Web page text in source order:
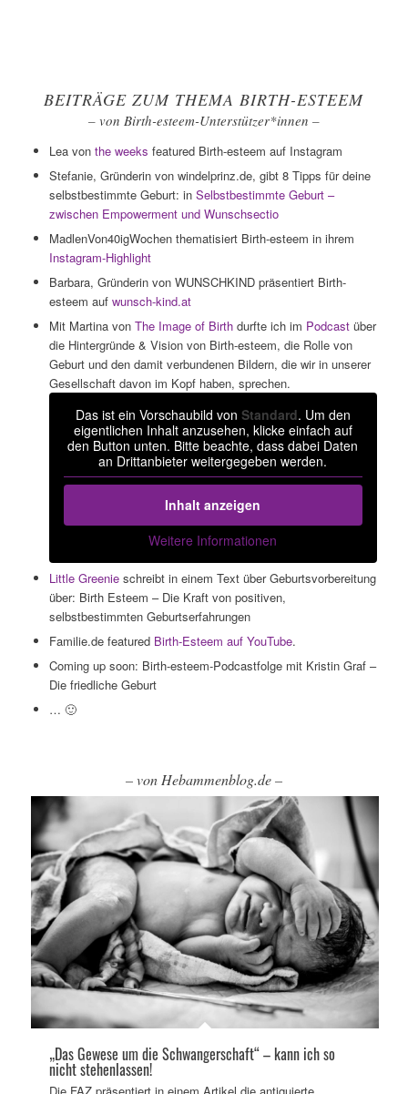
BEITRÄGE ZUM THEMA BIRTH-ESTEEM
– von Birth-esteem-Unterstützer*innen –
Lea von the weeks featured Birth-esteem auf Instagram
Stefanie, Gründerin von windelprinz.de, gibt 8 Tipps für deine
selbstbestimmte Geburt: in Selbstbestimmte Geburt –
zwischen Empowerment und Wunschsectio
MadlenVon40igWochen thematisiert Birth-esteem in ihrem
Instagram-Highlight
Barbara, Gründerin von WUNSCHKIND präsentiert Birth-
esteem auf wunsch-kind.at
Mit Martina von The Image of Birthdurfte ich im Podcastüber
die Hintergründe & Vision von Birth-esteem, die Rolle von
Geburt und den damit verbundenen Bildern, die wir in unserer
Gesellschaft davon im Kopf haben, sprechen.
Das ist ein Vorschaubild von Standard. Um den
eigentlichen Inhalt anzusehen, klicke einfach auf
den Button unten. Bitte beachte, dass dabei Daten
an Drittanbieter weitergegeben werden.
Inhalt anzeigen
Weitere Informationen
Little Greenie schreibt in einem Text über Geburtsvorbereitung
über: Birth Esteem – Die Kraft von positiven,
selbstbestimmten Geburtserfahrungen
Familie.de featured Birth-Esteem auf YouTube.
Coming up soon: Birth-esteem-Podcastfolge mit Kristin Graf –
Die friedliche Geburt
… 🙂
– von Hebammenblog.de –
„Das Gewese um die Schwangerschaft“ – kann ich so
nicht stehenlassen!